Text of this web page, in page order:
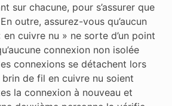
sur chacune, pour s’assurer que
outre, assurez-vous qu’aucun
cuivre nu » ne sorte d’un point
connexion non isolée
connexions se détachent lors
de fil en cuivre nu soient
la connexion à nouveau et